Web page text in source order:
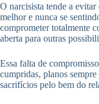
O narcisista tende a
melhor e nunca se
comprometer totalmente
aberta para outras
Essa falta de
cumpridas, planos
sacrifícios pelo bem do